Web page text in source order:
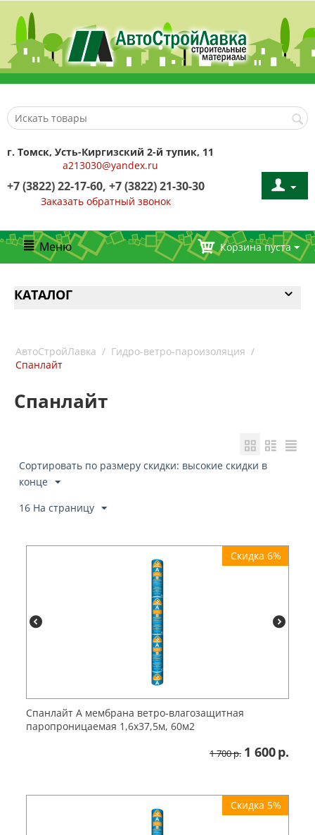
г. Томск, Усть-Киргизский 2-й тупик, 11
a213030@yandex.ru
+7 (3822) 22-17-60, +7 (3822) 21-30-30
Заказать обратный звонок
Меню Корзина пуста
КАТАЛОГ
АвтоСтройЛавка / Гидро-ветро-пароизоляция /
Спанлайт
Спанлайт
Сортировать по размеру скидки: высокие скидки в
конце
16 На страницу
Скидка 6%
Спанлайт A мембрана ветро-влагозащитная
паропроницаемая 1,6х37,5м, 60м2
1 700р. 1 600р.
Скидка 5%